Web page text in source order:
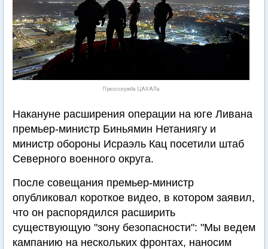
Пресс-служба ЦАХАЛа
Накануне расширения операции на юге Ливана
премьер-министр Биньямин Нетаниягу и
министр обороны Исраэль Кац посетили штаб
Северного военного округа.
После совещания премьер-министр
опубликовал короткое видео, в котором заявил,
что он распорядился расширить
существующую "зону безопасности": "Мы ведем
кампанию на нескольких фронтах, наносим